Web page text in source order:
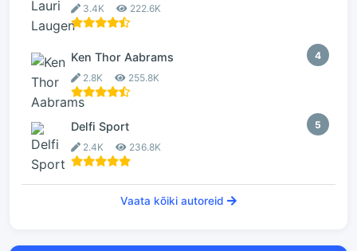
3.4K 222.6K
4
Ken Thor Aabrams
2.8K 255.8K
5
Delfi Sport
2.4K 236.8K
Vaata kõiki autoreid